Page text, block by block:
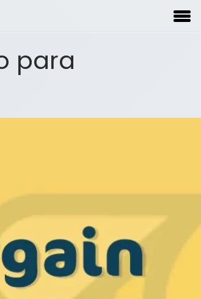
para